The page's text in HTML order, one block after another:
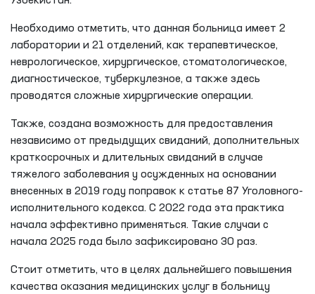
Необходимо отметить, что данная больница имеет 2
лаборатории и 21 отделений, как терапевтическое,
неврологическое, хирургическое, стоматологическое,
диагностическое, туберкулезное, а также здесь
проводятся сложные хирургические операции.
Также, создана возможность для предоставления
независимо от предыдущих свиданий, дополнительных
краткосрочных и длительных свиданий в случае
тяжелого заболевания у осужденных на основании
внесенных в 2019 году поправок к статье 87 Уголовного-
исполнительного кодекса. С 2022 года эта практика
начала эффективно применяться. Такие случаи с
начала 2025 года было зафиксировано 30 раз.
Стоит отметить, что в целях дальнейшего повышения
качества оказания медицинских услуг в больницу